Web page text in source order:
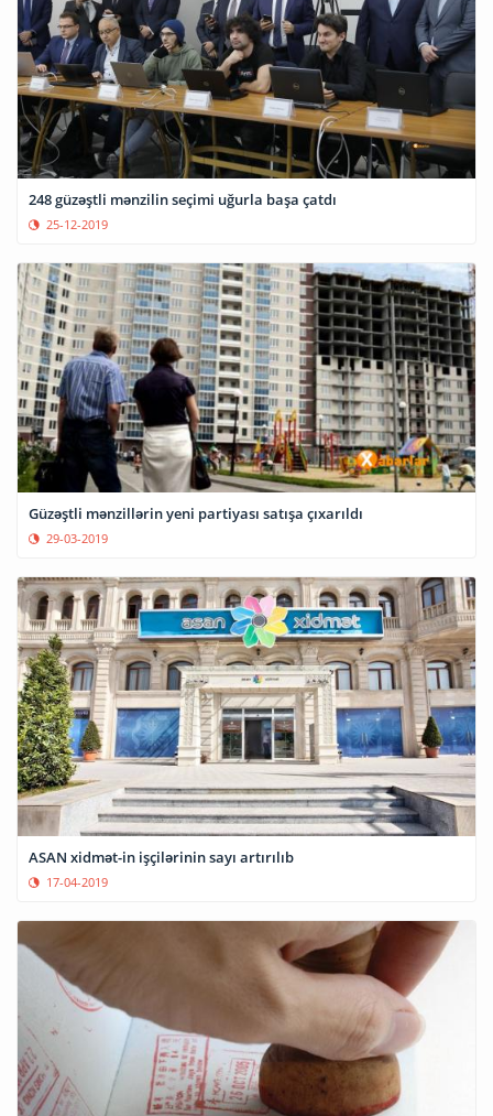
248 güzəştli mənzilin seçimi uğurla başa çatdı
25-12-2019
Güzəştli mənzillərin yeni partiyası satışa çıxarıldı
29-03-2019
ASAN xidmət-in işçilərinin sayı artırılıb
17-04-2019